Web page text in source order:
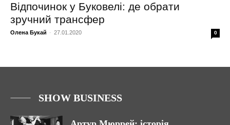
Відпочинок у Буковелі: де обрати
зручний трансфер
Олена Букай - 27.01.2020 0
SHOW BUSINESS